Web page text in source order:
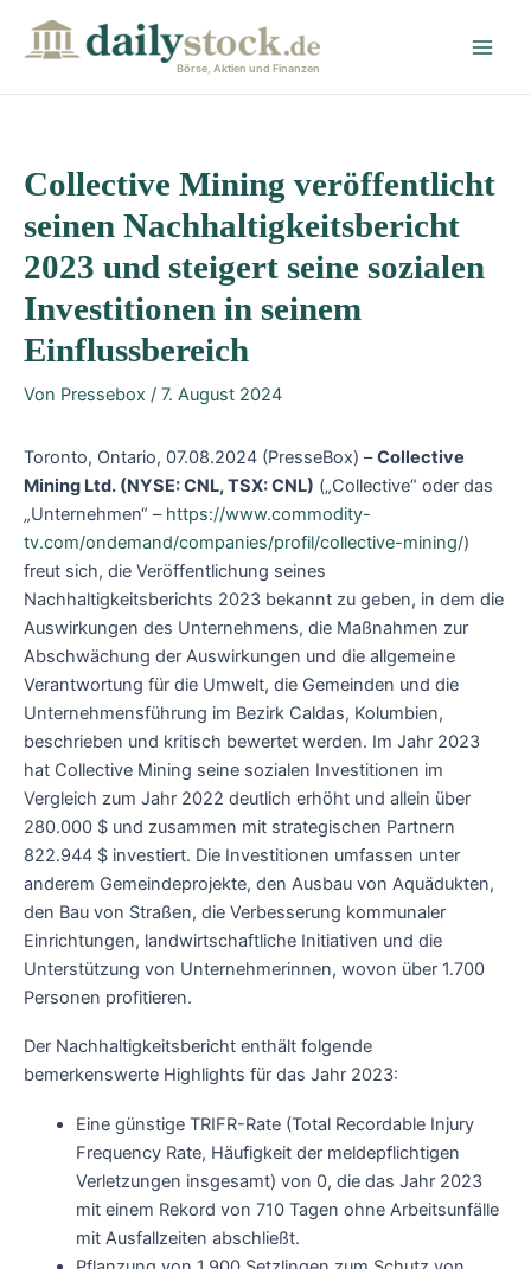
Börse, Aktien und Finanzen
Collective Mining veröffentlicht
seinen Nachhaltigkeitsbericht
2023 und steigert seine sozialen
Investitionen in seinem
Einflussbereich
Von Pressebox / 7. August 2024
Toronto, Ontario, 07.08.2024 (PresseBox) –Collective
Mining Ltd. (NYSE: CNL, TSX: CNL) („Collective“ oder das
„Unternehmen“ – https://www.commodity-
tv.com/ondemand/companies/profil/collective-mining/)
freut sich, die Veröffentlichung seines
Nachhaltigkeitsberichts 2023 bekannt zu geben, in dem die
Auswirkungen des Unternehmens, die Maßnahmen zur
Abschwächung der Auswirkungen und die allgemeine
Verantwortung für die Umwelt, die Gemeinden und die
Unternehmensführung im Bezirk Caldas, Kolumbien,
beschrieben und kritisch bewertet werden. Im Jahr 2023
hat Collective Mining seine sozialen Investitionen im
Vergleich zum Jahr 2022 deutlich erhöht und allein über
280.000 $ und zusammen mit strategischen Partnern
822.944 $ investiert. Die Investitionen umfassen unter
anderem Gemeindeprojekte, den Ausbau von Aquädukten,
den Bau von Straßen, die Verbesserung kommunaler
Einrichtungen, landwirtschaftliche Initiativen und die
Unterstützung von Unternehmerinnen, wovon über 1.700
Personen profitieren.
Der Nachhaltigkeitsbericht enthält folgende
bemerkenswerte Highlights für das Jahr 2023:
Eine günstige TRIFR-Rate (Total Recordable Injury
Frequency Rate, Häufigkeit der meldepflichtigen
Verletzungen insgesamt) von 0, die das Jahr 2023
mit einem Rekord von 710 Tagen ohne Arbeitsunfälle
mit Ausfallzeiten abschließt.